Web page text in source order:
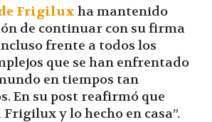
Frigilux ha mantenido
de continuar con su firma
frente a todos los
que se han enfrentado
en tiempos tan
En su post reafirmó que
y lo hecho en casa”.